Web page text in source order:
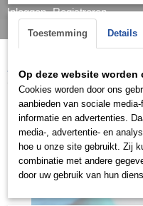
Inloggen Registreren
Home > > Herenringen
Toestemming Details
Op deze website
Cookies worden door ons
aanbieden van sociale
informatie en advertenties.
media-, advertentie- en
hoe u onze site gebruikt. Zij
combinatie met andere
door uw gebruik van hun